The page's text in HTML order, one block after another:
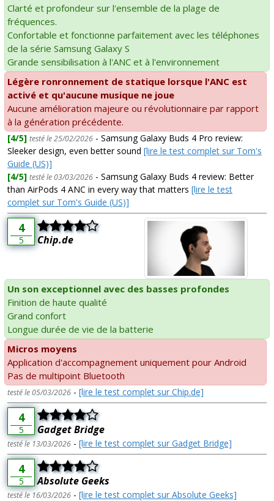
Clarté et profondeur sur l'ensemble de la plage de
fréquences.
Confortable et fonctionne parfaitement avec les téléphones
de la série Samsung Galaxy S
Grande sensibilisation à l'ANC et à l'environnement
Légère ronronnement de statique lorsque l'ANC est
activé et qu'aucune musique ne joue
Aucune amélioration majeure ou révolutionnaire par rapport
à la génération précédente.
[4/5] testé le 25/02/2026 - Samsung Galaxy Buds 4 Pro review:
Sleeker design, even better sound [lire le test complet sur Tom's
Guide (US)]
[4/5] testé le 03/03/2026 - Samsung Galaxy Buds 4 review: Better
than AirPods 4 ANC in every way that matters [lire le test
complet sur Tom's Guide (US)]
4
5 Chip.de
Un son exceptionnel avec des basses profondes
Finition de haute qualité
Grand confort
Longue durée de vie de la batterie
Micros moyens
Application d'accompagnement uniquement pour Android
Pas de multipoint Bluetooth
testé le 05/03/2026 - [lire le test complet sur Chip.de]
4
5 Gadget Bridge
testé le 13/03/2026 - [lire le test complet sur Gadget Bridge]
4
5 Absolute Geeks
testé le 16/03/2026 - [lire le test complet sur Absolute Geeks]